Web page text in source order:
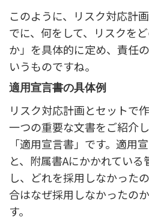
このように、リスク対応計
でに、何をして、リスクを
か」を具体的に定め、責任
いうものですね。
適用宣言書の具体例
リスク対応計画とセットで
一つの重要な文書をご紹介
「適用宣言書」です。適用
と、附属書Aにかかれてい
し、どれを採用しなかった
合はなぜ採用しなかったの
す。